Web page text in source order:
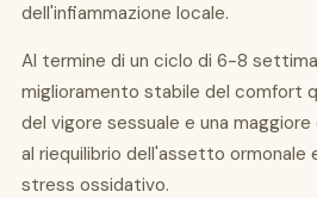
dell'infiammazione locale.
Al termine di un ciclo di 6-8
miglioramento stabile del comfort
del vigore sessuale e una
al riequilibrio dell'assetto ormonale
stress ossidativo.